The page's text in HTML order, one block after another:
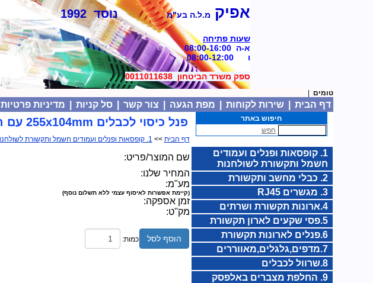
אפיק מ.ל.ה בע"מ נוסד 1992
שעות פתיחה
א-ה 08:00-16:00
ו 08:00-12:00
ספק משרד הביטחון 0011011638
|
דף הבית שירות לקוחות מפת הגעה צור קשר סל קניות מדיניות פרטיות
חיפוש באתר
חפש
1. קופסאות ופנלים ועמודים
חשמל ותקשורת לשולחנות
2. כבלי מחשב ותקשורת
3. מגשרים RJ45
4.ארונות תקשורת ושרתים
5.פסי שקעים לארון תקשורת
6.פנלים לארונות תקשורת
7.מדפים,גלגלים,מאווררים
8.שרוול לכבלים
9. החלפת מצברים באלפסק
פנל כיסוי לכבלים 255x104mm עם ראש MCC-B3
דף הבית >> 1. קופסאות ופנלים ועמודים חשמל ותקשורת לשולחנות
שם המוצר/פריט:
המחיר שלנו:
מע"מ:
(קיימת אפשרות לאיסוף עצמי ללא תשלום נוסף)
זמן אספקה:
מק''ט:
הוסף לסל כמות: